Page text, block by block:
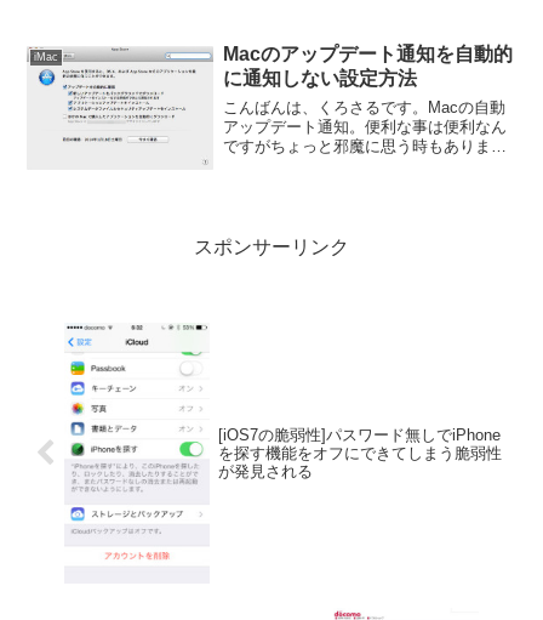
iMac
Macのアップデート通知を自動的
に通知しない設定方法
こんばんは、くろさるです。Macの自動
アップデート通知。便利な事は便利なん
ですがちょっと邪魔に思う時もあります
スポンサーリンク
[iOS7の脆弱性]パスワード無しでiPhone
を探す機能をオフにできてしまう脆弱性
が発見される